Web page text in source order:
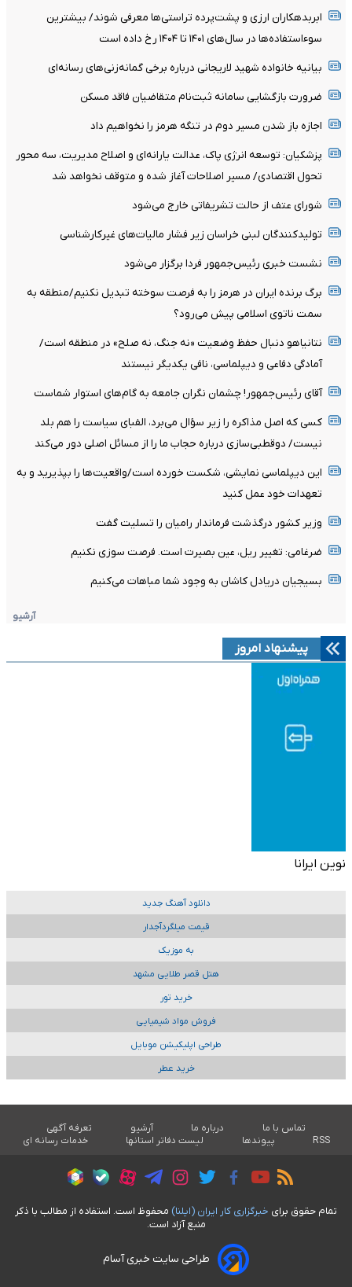
ابربدهکاران ارزی و پشت‌پرده تراستی‌ها معرفی شوند/ بیشترین
سوءاستفاده‌ها در سال‌های ۱۴۰۱ تا ۱۴۰۴ رخ داده است
بیانیه خانواده شهید لاریجانی درباره برخی گمانه‌زنی‌های رسانه‌ای
ضرورت بازگشایی سامانه ثبت‌نام متقاضیان فاقد مسکن
اجازه باز شدن مسیر دوم در تنگه هرمز را نخواهیم داد
پزشکیان: توسعه انرژی پاک، عدالت یارانه‌ای و اصلاح مدیریت، سه محور
تحول اقتصادی/ مسیر اصلاحات آغاز شده و متوقف نخواهد شد
شورای عتف از حالت تشریفاتی خارج می‌شود
تولیدکنندگان لبنی خراسان زیر فشار مالیات‌های غیرکارشناسی
نشست خبری رئیس‌جمهور فردا برگزار می‌شود
برگ برنده ایران در هرمز را به فرصت سوخته تبدیل نکنیم/منطقه به
سمت ناتوی اسلامی پیش می‌رود؟
نتانیاهو دنبال حفظ وضعیت «نه جنگ، نه صلح» در منطقه است/
آمادگی دفاعی و دیپلماسی، نافی یکدیگر نیستند
آقای رئیس‌جمهور! چشمان نگران جامعه به گام‌های استوار شماست
کسی که اصل مذاکره را زیر سؤال می‌برد، الفبای سیاست را هم بلد
نیست/ دوقطبی‌سازی درباره حجاب ما را از مسائل اصلی دور می‌کند
این دیپلماسی نمایشی، شکست خورده است/واقعیت‌ها را بپذیرید و به
تعهدات خود عمل کنید
وزیر کشور درگذشت فرماندار رامیان را تسلیت گفت
ضرغامی: تغییر ریل، عین بصیرت است. فرصت سوزی نکنیم
بسیجیان‌ دریادل‌ کاشان به‌ وجود شما مباهات می‌کنیم
آرشیو
پیشنهاد امروز
نوین ایرانا
دانلود آهنگ جدید
قیمت میلگردآجدار
به موزیک
هتل قصر طلایی مشهد
خرید تور
فروش مواد شیمیایی
طراحی اپلیکیشن موبایل
خرید عطر
تماس با ما درباره ما آرشیو
تعرفه آگهی
RSS
پیوندها لیست دفاتر استانها خدمات رسانه ای
تمام حقوق برای خبرگزاری کار ايران (ايلنا) محفوظ است. استفاده از مطالب با ذکر
منبع آزاد است.
طراحی سایت خبری آسام